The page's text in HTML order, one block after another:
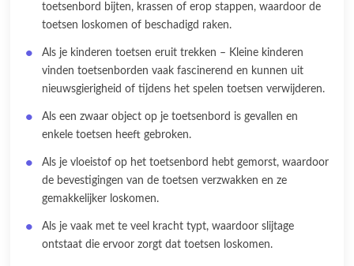
toetsenbord bijten, krassen of erop stappen, waardoor de
toetsen loskomen of beschadigd raken.
Als je kinderen toetsen eruit trekken – Kleine kinderen
vinden toetsenborden vaak fascinerend en kunnen uit
nieuwsgierigheid of tijdens het spelen toetsen verwijderen.
Als een zwaar object op je toetsenbord is gevallen en
enkele toetsen heeft gebroken.
Als je vloeistof op het toetsenbord hebt gemorst, waardoor
de bevestigingen van de toetsen verzwakken en ze
gemakkelijker loskomen.
Als je vaak met te veel kracht typt, waardoor slijtage
ontstaat die ervoor zorgt dat toetsen loskomen.